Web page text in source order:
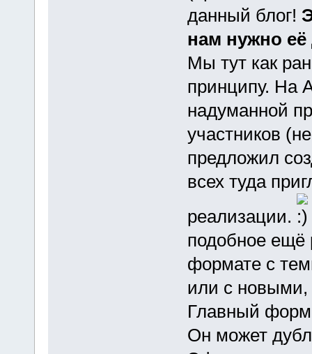
данный блог!
нам нужно
Мы тут как
принципу. На
надуманной
участников
предложил
всех туда
реализации.
подобное ещё
формате с
или с новыми,
Главный
Он может